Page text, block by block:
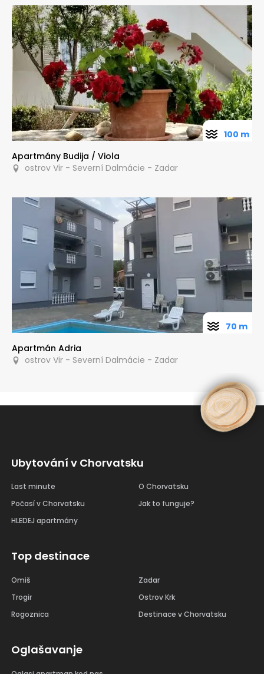
Apartmány Budija / Viola
ostrov Vir - Severní Dalmácie - Zadar
100 m
Apartmán Adria
ostrov Vir - Severní Dalmácie - Zadar
70 m
Ubytování v Chorvatsku
Last minute
Počasí v Chorvatsku
HLEDEJ apartmány
O Chorvatsku
Jak to funguje?
Top destinace
Omiš
Trogir
Rogoznica
Zadar
Ostrov Krk
Destinace v Chorvatsku
Oglašavanje